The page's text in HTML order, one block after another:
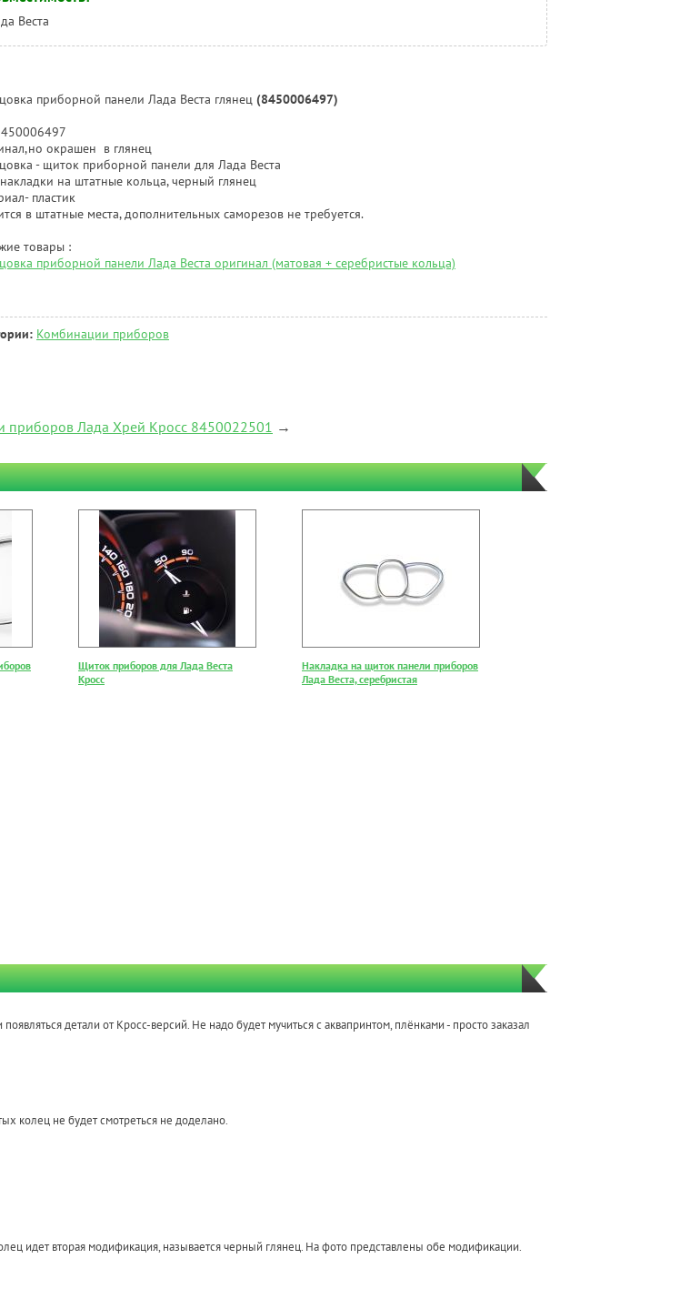
Веста
приборной панели Лада Веста глянец (8450006497)
окрашен в глянец
- щиток приборной панели для Лада Веста
на штатные кольца, черный глянец
пластик
в штатные места, дополнительных саморезов не требуется.
товары :
приборной панели Лада Веста оригинал (матовая + серебристые кольца)
Комбинации приборов
приборов Лада Хрей Кросс 8450022501 →
Щиток приборов для Лада Веста
Кросс
Накладка на щиток панели приборов
Лада Веста, серебристая
появляться детали от Кросс-версий. Не надо будет мучиться с аквапринтом, плёнками - просто заказал
колец не будет смотреться не доделано.
идет вторая модификация, называется черный глянец. На фото представлены обе модификации.